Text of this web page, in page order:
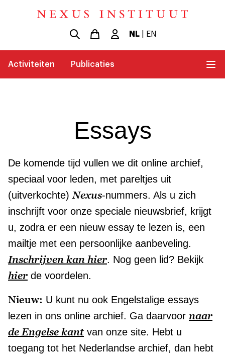
NL| EN
Activiteiten Publicaties
Essays
De komende tijd vullen we dit online archief,
speciaal voor leden, met pareltjes uit
(uitverkochte) Nexus-nummers. Als u zich
inschrijft voor onze speciale nieuwsbrief, krijgt
u, zodra er een nieuw essay te lezen is, een
mailtje met een persoonlijke aanbeveling.
Inschrijven kan hier. Nog geen lid? Bekijk
hier de voordelen.
Nieuw: U kunt nu ook Engelstalige essays
lezen in ons online archief. Ga daarvoor naar
de Engelse kantvan onze site. Hebt u
toegang tot het Nederlandse archief, dan hebt